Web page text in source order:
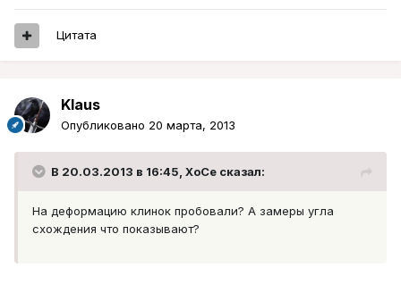
Цитата
Klaus
Опубликовано 20 марта, 2013
В 20.03.2013 в 16:45, XoCe сказал:
На деформацию клинок пробовали? А замеры угла
схождения что показывают?